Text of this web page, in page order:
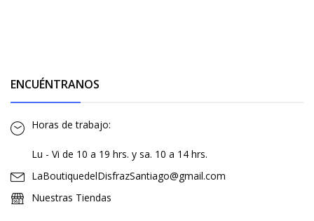
ENCUÉNTRANOS
Horas de trabajo:
Lu - Vi de 10 a 19 hrs. y sa. 10 a 14 hrs.
LaBoutiquedelDisfrazSantiago@gmail.com
Nuestras Tiendas